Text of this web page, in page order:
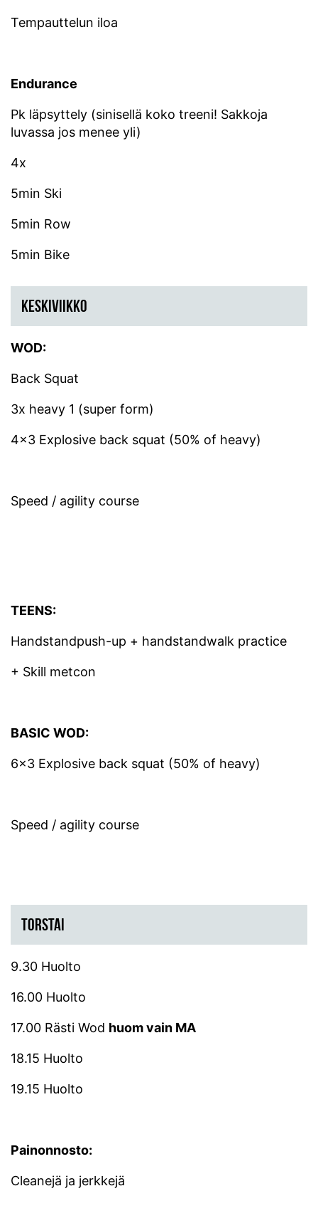
Tempauttelun iloa
Endurance
Pk läpsyttely (sinisellä koko treeni! Sakkoja
luvassa jos menee yli)
4x
5min Ski
5min Row
5min Bike
KESKIVIIKKO
WOD:
Back Squat
3x heavy 1 (super form)
4×3 Explosive back squat (50% of heavy)
Speed / agility course
TEENS:
Handstandpush-up + handstandwalk practice
+ Skill metcon
BASIC WOD:
6×3 Explosive back squat (50% of heavy)
Speed / agility course
TORSTAI
9.30 Huolto
16.00 Huolto
17.00 Rästi Wod huom vain MA
18.15 Huolto
19.15 Huolto
Painonnosto:
Cleanejä ja jerkkejä